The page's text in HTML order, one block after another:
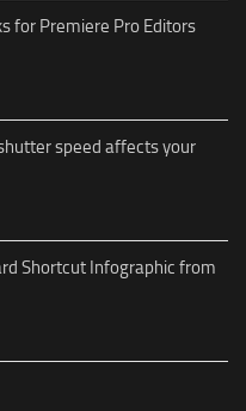
for Premiere Pro Editors
speed affects your
Shortcut Infographic from